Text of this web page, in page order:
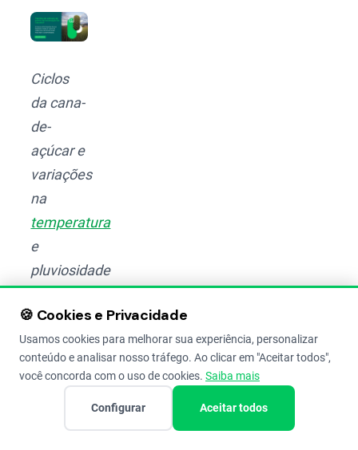
Ciclos
da cana-
de-
açúcar e
variações
na
temperatura
e
pluviosidade
região
centro-
sul do
Brasil.
🍪 Cookies e Privacidade
Usamos cookies para melhorar sua experiência, personalizar
conteúdo e analisar nosso tráfego. Ao clicar em "Aceitar todos",
você concorda com o uso de cookies. Saiba mais
Configurar Aceitar todos